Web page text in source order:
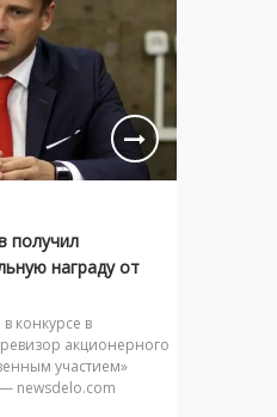
получил
награду от
конкурсе в
акционерного
участием»
newsdelo.com